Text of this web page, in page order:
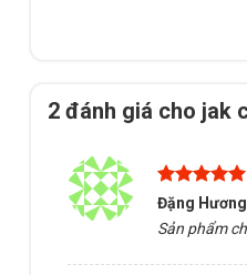
2 đánh giá cho jak
Được xếp
hạng
5
sao
Đặng Hương
Sản phẩm